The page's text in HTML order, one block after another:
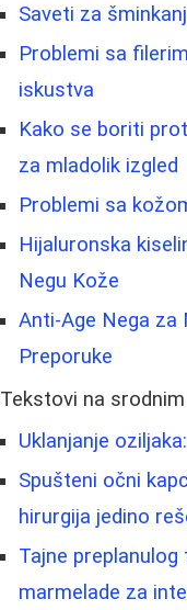
Saveti za
Problemi sa
iskustva
Kako se boriti
za mladolik izgled
Problemi sa
Hijaluronska
Negu Kože
Anti-Age Nega za
Preporuke
Tekstovi na
Uklanjanje
Spušteni očni
hirurgija jedino
Tajne
marmelade za